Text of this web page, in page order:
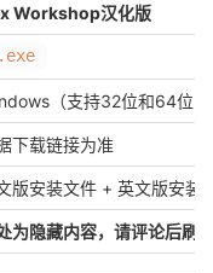
Workshop汉化版
.exe
（支持32位和64位
下载链接为准
版安装文件 + 英文版安装
为隐藏内容，请评论后刷